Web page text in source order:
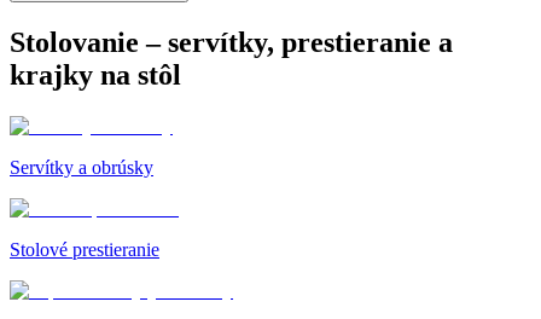
Stolovanie – servítky, prestieranie a
krajky na stôl
Servítky a obrúsky
Stolové prestieranie